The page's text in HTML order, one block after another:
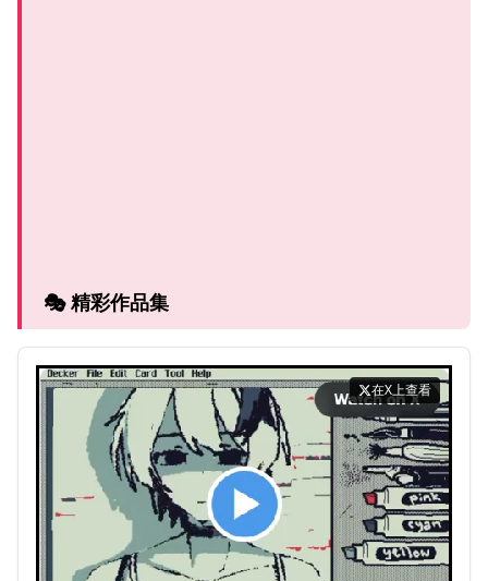
🎭 精彩作品集
在X上查看